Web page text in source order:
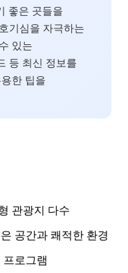
좋은 곳들을
기심을 자극하는
있는
등 최신 정보를
한 팁을
관광지 다수
공간과 쾌적한 환경
로그램